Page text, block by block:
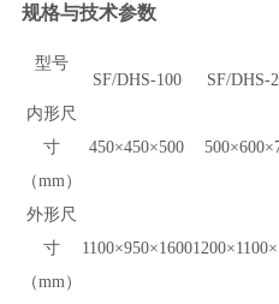
规格与技术参数
型号
SF/DHS-100
SF/DHS-
内形尺
寸
（mm）
450×450×500
外形尺
寸
（mm）
1100×950×1600